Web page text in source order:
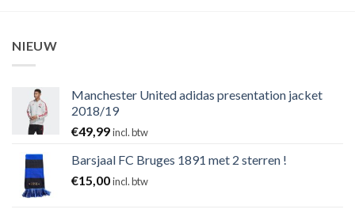
NIEUW
Manchester United adidas presentation jacket
2018/19
€49,99incl. btw
Barsjaal FC Bruges 1891 met 2 sterren !
€15,00incl. btw